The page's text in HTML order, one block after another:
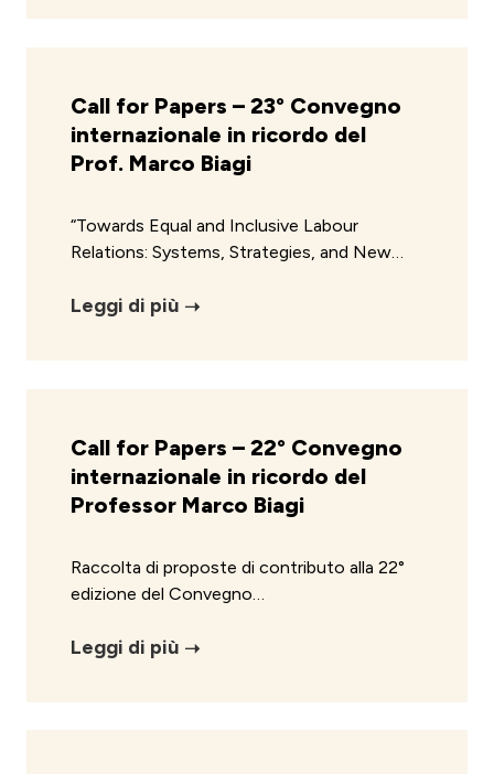
Call for Papers – 23° Convegno
internazionale in ricordo del
Prof. Marco Biagi
“Towards Equal and Inclusive Labour
Relations: Systems, Strategies, and New…
Leggi di più
Call for Papers – 22° Convegno
internazionale in ricordo del
Professor Marco Biagi
Raccolta di proposte di contributo alla 22°
edizione del Convegno…
Leggi di più